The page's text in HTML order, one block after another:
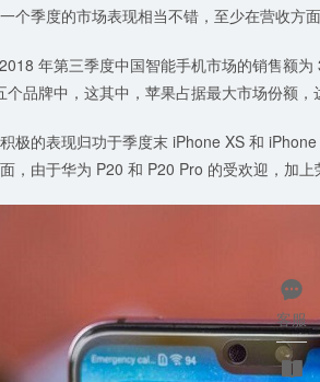
个季度的市场表现相当不错，至少在营收方
年第三季度中国智能手机市场的销售额
品牌中，这其中，苹果占据最大市场份额
极的表现归功于季度末 iPhone XS 和
，由于华为 P20 和 P20 Pro 的受欢迎，加

客服
